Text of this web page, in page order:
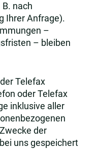
nach
Ihrer Anfrage).
–
– bleiben
Telefax
oder Telefax
inklusive aller
der
uns gespeichert